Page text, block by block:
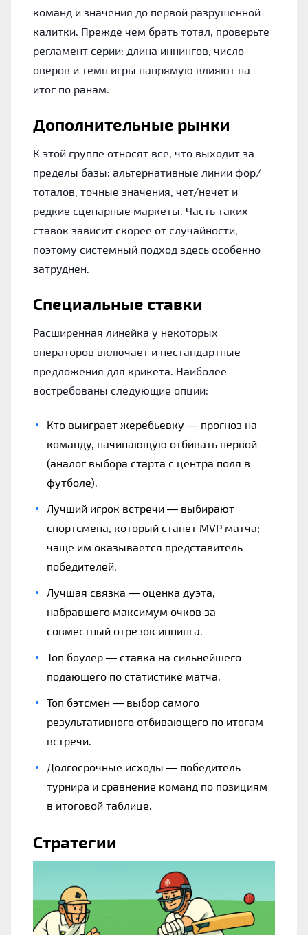
команд и значения до первой разрушенной
калитки. Прежде чем брать тотал, проверьте
регламент серии: длина иннингов, число
оверов и темп игры напрямую влияют на
итог по ранам.
Дополнительные рынки
К этой группе относят все, что выходит за
пределы базы: альтернативные линии фор/
тоталов, точные значения, чет/нечет и
редкие сценарные маркеты. Часть таких
ставок зависит скорее от случайности,
поэтому системный подход здесь особенно
затруднен.
Специальные ставки
Расширенная линейка у некоторых
операторов включает и нестандартные
предложения для крикета. Наиболее
востребованы следующие опции:
Кто выиграет жеребьевку — прогноз на
команду, начинающую отбивать первой
(аналог выбора старта с центра поля в
футболе).
Лучший игрок встречи — выбирают
спортсмена, который станет MVP матча;
чаще им оказывается представитель
победителей.
Лучшая связка — оценка дуэта,
набравшего максимум очков за
совместный отрезок иннинга.
Топ боулер — ставка на сильнейшего
подающего по статистике матча.
Топ бэтсмен — выбор самого
результативного отбивающего по итогам
встречи.
Долгосрочные исходы — победитель
турнира и сравнение команд по позициям
в итоговой таблице.
Стратегии